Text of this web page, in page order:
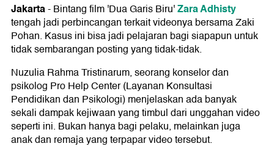
Jakarta-Bintang film 'Dua Garis Biru'Zara Adhisty
tengah jadi perbincangan terkait videonya bersama Zaki
Pohan. Kasus ini bisa jadi pelajaran bagi siapapun untuk
tidak sembarangan posting yang tidak-tidak.
Nuzulia Rahma Tristinarum, seorang konselor dan
psikolog Pro Help Center (Layanan Konsultasi
Pendidikan dan Psikologi) menjelaskan ada banyak
sekali dampak kejiwaan yang timbul dari unggahan video
seperti ini. Bukan hanya bagi pelaku, melainkan juga
anak dan remaja yang terpapar video tersebut.